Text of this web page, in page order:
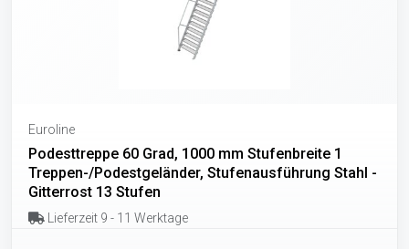
Euroline
Podesttreppe 60 Grad, 1000 mm Stufenbreite 1
Treppen-/Podestgeländer, Stufenausführung Stahl -
Gitterrost 13 Stufen
Lieferzeit 9 - 11 Werktage